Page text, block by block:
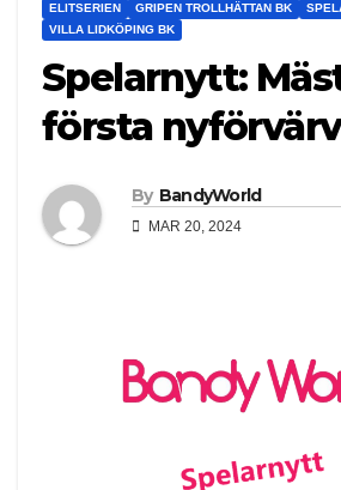
ELITSERIEN GRIPEN TROLLHÄTTAN BK
VILLA LIDKÖPING BK
Spelarnytt:
första
By BandyWorld
MAR 20, 2024